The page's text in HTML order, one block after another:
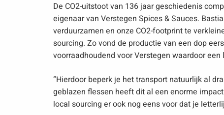
De CO2-uitstoot van 136 jaar geschiedenis
eigenaar van Verstegen Spices & Sauces.
verduurzamen en onze CO2-footprint te
sourcing. Zo vond de productie van een dop
voorraadhoudend voor Verstegen waardoor
“Hierdoor beperk je het transport natuurlijk al
geblazen flessen heeft dit al een enorme
local sourcing er ook nog eens voor dat je